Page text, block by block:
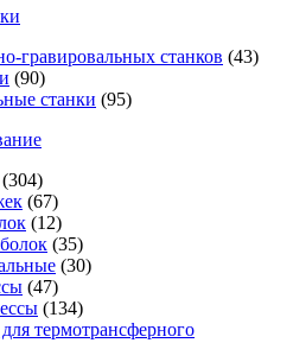
гравировальных станков (43)
(90)
станки (95)
(304)
(67)
(12)
(35)
(30)
(47)
(134)
термотрансферного